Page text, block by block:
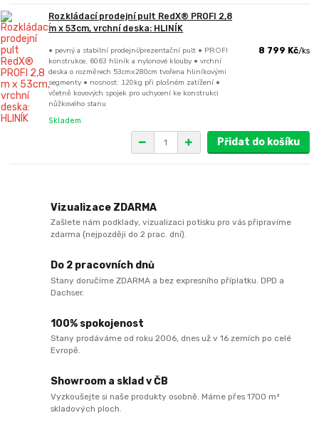
Rozkládací prodejní pult RedX® PROFI 2,8
m x 53cm, vrchní deska: HLINÍK
• pevný a stabilní prodejní/prezentační pult • PROFI
konstrukce, 6063 hliník a nylonové klouby • vrchní
deska o rozměrech 53cmx280cm tvořena hliníkovými
segmenty • nosnost: 120kg při plošném zatížení •
včetně kovových spojek pro uchycení ke konstrukci
nůžkového stanu
8 799 Kč/ks
Skladem
Přidat do košíku
Vizualizace ZDARMA
Zašlete nám podklady, vizualizaci potisku pro vás připravíme
zdarma (nejpozději do 2 prac. dní).
Do 2 pracovních dnů
Stany doručíme ZDARMA a bez expresního příplatku. DPD a
Dachser.
100% spokojenost
Stany prodáváme od roku 2006, dnes už v 16 zemích po celé
Evropě.
Showroom a sklad v ČB
Vyzkoušejte si naše produkty osobně. Máme přes 1700 m²
skladových ploch.